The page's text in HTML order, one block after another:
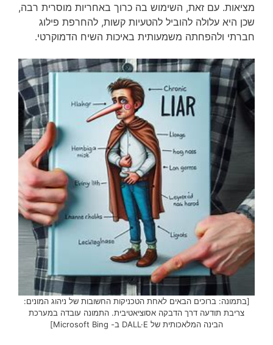
מציאות. עם זאת, השימוש בה כרוך באחריות מוסרית רבה,
שכן היא עלולה להוביל להטעיות קשות, להחרפת פילוג
חברתי ולהפחתה משמעותית באיכות השיח הדמוקרטי.
[בתמונה: ברוכים הבאים לאחת הטכניקות החשובות של ניהוג המונים:
צריבת תודעה דרך הדבקה אסוציאטיבית. התמונה עובדה במערכת
הבינה המלאכותית של DALL·E ב- Microsoft Bing]